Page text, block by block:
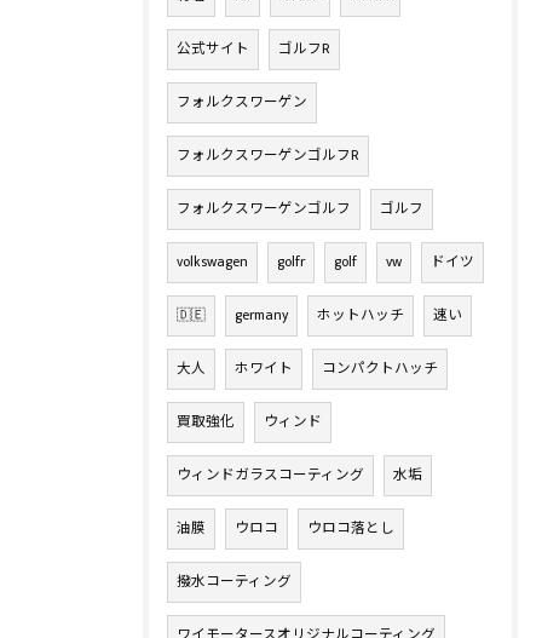
公式サイト ゴルフR
フォルクスワーゲン
フォルクスワーゲンゴルフR
フォルクスワーゲンゴルフ ゴルフ
volkswagen golfr golf vw ドイツ
🇩🇪 germany ホットハッチ 速い
大人 ホワイト コンパクトハッチ
買取強化 ウィンド
ウィンドガラスコーティング 水垢
油膜 ウロコ ウロコ落とし
撥水コーティング